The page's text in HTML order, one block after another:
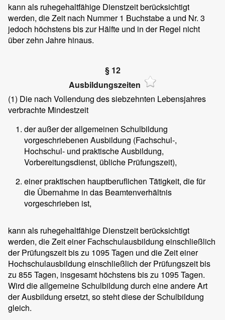
kann als ruhegehaltfähige Dienstzeit berücksichtigt
werden, die Zeit nach Nummer 1 Buchstabe a und Nr. 3
jedoch höchstens bis zur Hälfte und in der Regel nicht
über zehn Jahre hinaus.
§ 12
Ausbildungszeiten
(1) Die nach Vollendung des siebzehnten Lebensjahres
verbrachte Mindestzeit
der außer der allgemeinen Schulbildung
vorgeschriebenen Ausbildung (Fachschul-,
Hochschul- und praktische Ausbildung,
Vorbereitungsdienst, übliche Prüfungszeit),
einer praktischen hauptberuflichen Tätigkeit, die für
die Übernahme in das Beamtenverhältnis
vorgeschrieben ist,
kann als ruhegehaltfähige Dienstzeit berücksichtigt
werden, die Zeit einer Fachschulausbildung einschließlich
der Prüfungszeit bis zu 1095 Tagen und die Zeit einer
Hochschulausbildung einschließlich der Prüfungszeit bis
zu 855 Tagen, insgesamt höchstens bis zu 1095 Tagen.
Wird die allgemeine Schulbildung durch eine andere Art
der Ausbildung ersetzt, so steht diese der Schulbildung
gleich.